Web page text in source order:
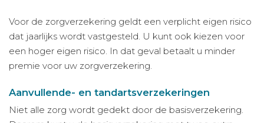
Voor de zorgverzekering geldt een verplicht eigen risico
dat jaarlijks wordt vastgesteld. U kunt ook kiezen voor
een hoger eigen risico. In dat geval betaalt u minder
premie voor uw zorgverzekering.
Aanvullende- en tandartsverzekeringen
Niet alle zorg wordt gedekt door de basisverzekering.